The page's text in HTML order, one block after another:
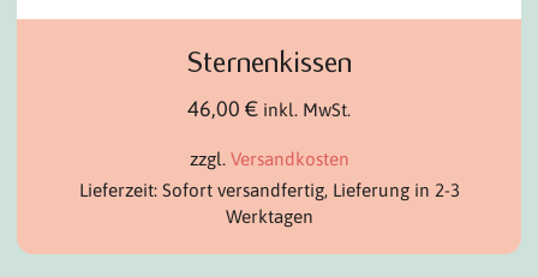
Sternenkissen
46,00 € inkl. MwSt.
zzgl. Versandkosten
Lieferzeit: Sofort versandfertig, Lieferung in 2-3
Werktagen